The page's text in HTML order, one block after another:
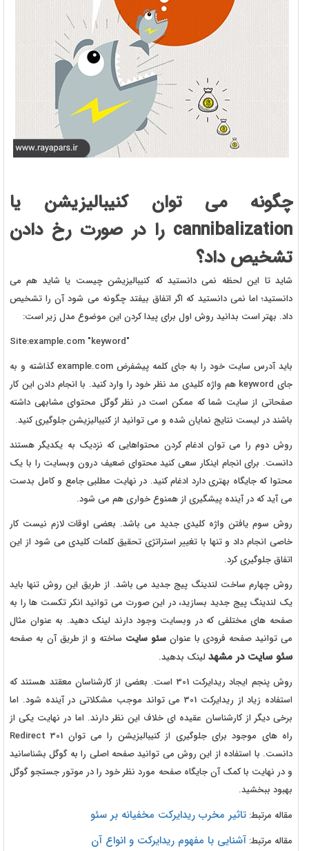
چگونه می توان کنیبالیزیشن یا
cannibalization را در صورت رخ دادن
تشخیص داد؟
شاید تا این لحظه نمی دانستید که کنیبالیزیشن چیست یا شاید هم می
دانستید؛ اما نمی دانستید که اگر اتفاق بیفتد چگونه می شود آن را تشخیص
داد. بهتر است بدانید روش اول برای پیدا کردن این موضوع مدل زیر است:
Site:example.com "keyword"
باید آدرس سایت خود را به جای کلمه پیشفرض example.com گذاشته و به
جای keyword هم واژه کلیدی مد نظر خود را وارد کنید. با انجام دادن این کار
صفحاتی از سایت شما که ممکن است در نظر گوگل محتوای مشابهی داشته
باشند در لیست نتایج نمایان شده و می توانید از کنیبالیزیشن جلوگیری کنید.
روش دوم را می توان ادغام کردن محتواهایی که نزدیک به یکدیگر هستند
دانست. برای انجام اینکار سعی کنید محتوای ضعیف درون وبسایت را با یک
محتوا که جایگاه بهتری دارد ادغام کنید. در نهایت مطلبی جامع و کامل بدست
می آید که در آینده پیشگیری از همنوع خواری هم می شود.
روش سوم یافتن واژه کلیدی جدید می باشد. بعضی اوقات لازم نیست کار
خاصی انجام داد و تنها با تغییر استراتژی تحقیق کلمات کلیدی می شود از این
اتفاق جلوگیری کرد.
روش چهارم ساخت لندینگ پیج جدید می باشد. از طریق این روش تنها باید
یک لندینگ پیج جدید بسازید، در این صورت می توانید انکر تکست ها را به
صفحه های مختلفی که در وبسایت وجود دارند لینک دهید. به عنوان مثال
می توانید صفحه فرودی با عنوانسئو سایت ساخته و از طریق آن به صفحه
سئو سایت در مشهد لینک بدهید.
روش پنجم ایجاد ریدایرکت 301 است. بعضی از کارشناسان معقتد هستند که
استفاده زیاد از ریدایرکت 301 می تواند موجب مشکلاتی در آینده شود. اما
برخی دیگر از کارشناسان عقیده ای خلاف این نظر دارند. اما در نهایت یکی از
راه های موجود برای جلوگیری از کنیبالیزیشن را می توان Redirect 301
دانست. با استفاده از این روش می توانید صفحه اصلی را به گوگل بشناسانید
و در نهایت با کمک آن جایگاه صفحه مورد نظر خود را در موتور جستجو گوگل
بهبود ببخشید.
مقاله مرتبط: تاثیر مخرب ریدایرکت مخفیانه بر سئو
مقاله مرتبط: آشنایی با مفهوم ریدایرکت و انواع آن